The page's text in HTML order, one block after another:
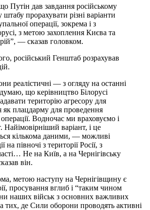
Путін дав завдання російському
прорахувати різні варіанти
операції, зокрема і з
з метою захоплення Києва та
— сказав головком.
російський Генштаб розрахував
реалістичні — з огляду на останні
що керівництво Білорусі
територію агресору для
як плацдарму для проведення
Водночас ми враховуємо і
Найімовірніший варіант, і це
кількома даними, — можливі
на півночі з території Росії, з
Не на Київ, а на Чернігівську
він.
метою наступу на Чернігівщину є
просування вглиб і “таким чином
наших військ з основних важливих
тих, де Сили оборони проводять активні